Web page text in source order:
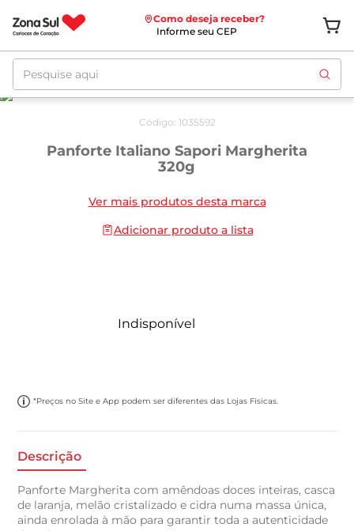
Como deseja receber?
Informe seu CEP
Pesquise aqui
Código: 1035592
Panforte Italiano Sapori Margherita
320g
Ver mais produtos desta marca
Adicionar produto a lista
Indisponível
*Preços no Site e App podem ser diferentes das Lojas Físicas.
Descrição
Panforte Margherita com amêndoas doces inteiras, casca
de laranja, melão cristalizado e cidra numa massa única,
ainda enrolada à mão para garantir toda a autenticidade